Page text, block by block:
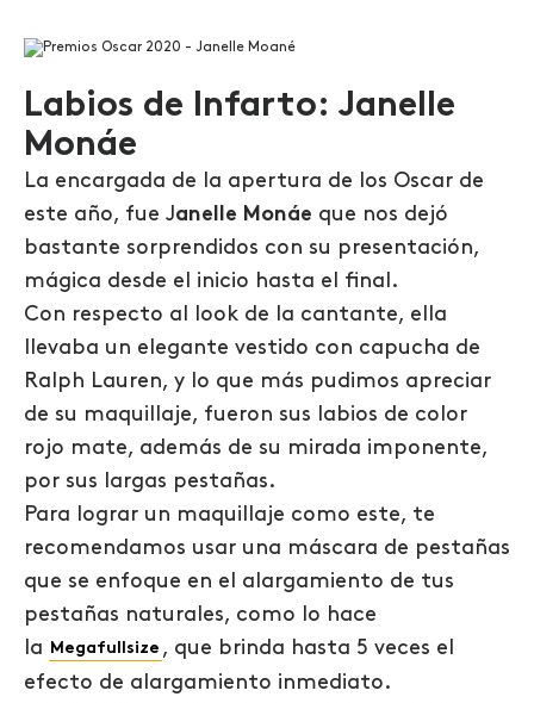
Labios de Infarto: Janelle
Monáe
La encargada de la apertura de los Oscar de
este año, fue Janelle Monáe que nos dejó
bastante sorprendidos con su presentación,
mágica desde el inicio hasta el final.
Con respecto al look de la cantante, ella
llevaba un elegante vestido con capucha de
Ralph Lauren, y lo que más pudimos apreciar
de su maquillaje, fueron sus labios de color
rojo mate, además de su mirada imponente,
por sus largas pestañas.
Para lograr un maquillaje como este, te
recomendamos usar una máscara de pestañas
que se enfoque en el alargamiento de tus
pestañas naturales, como lo hace
la Megafullsize , que brinda hasta 5 veces el
efecto de alargamiento inmediato.